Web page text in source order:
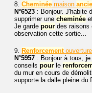
8. Cheminée maison
N°6523 : Bonjour. J'habite
supprimer une cheminée
Je garde pour des raisons
observation cette sortie...
9. Renforcement
N°5957 : Bonjour à tous,
conseils pour le
du mur en cours de
supporte la dalle pleine du